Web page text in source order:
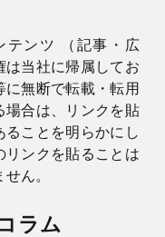
テンツ （記事・広
は当社に帰属してお
に無断で転載・転用
場合は、リンクを貼
ることを明らかにし
リンクを貼ることは
ん。
ラム